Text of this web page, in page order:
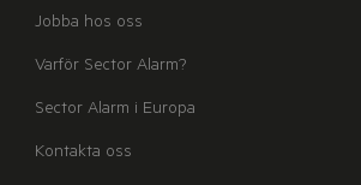
Jobba hos oss
Varför Sector Alarm?
Sector Alarm i Europa
Kontakta oss